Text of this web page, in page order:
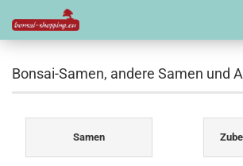
Bonsai-Samen, andere Samen und
Samen